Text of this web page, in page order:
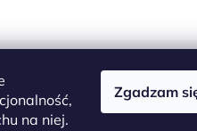
na niej.
Zgadzam
Kupuj bezpiecznie w Diamondi.
są całkowicie bezpieczne -